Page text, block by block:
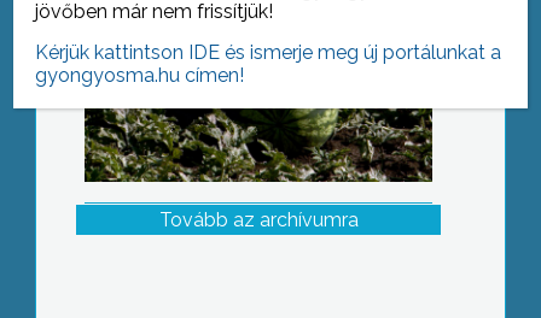
Tovább az archívumra
jövőben már nem frissítjük!
Kérjük kattintson IDE és ismerje meg új portálunkat a
gyongyosma.hu címen!